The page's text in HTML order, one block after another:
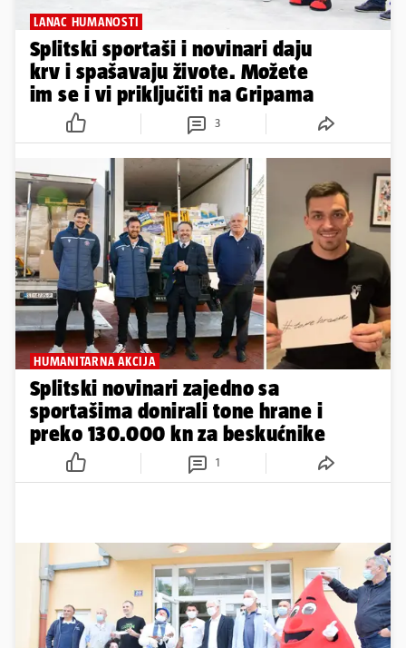
LANAC HUMANOSTI
Splitski sportaši i novinari daju
krv i spašavaju živote. Možete
im se i vi priključiti na Gripama
3
HUMANITARNA AKCIJA
Splitski novinari zajedno sa
sportašima donirali tone hrane i
preko 130.000 kn za beskućnike
1